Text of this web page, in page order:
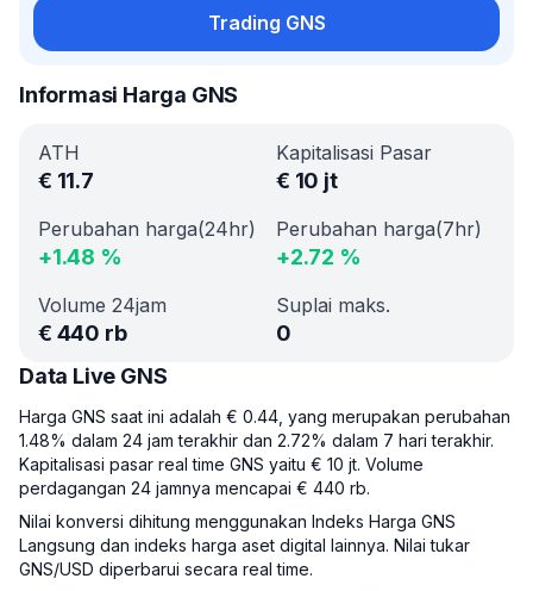
Trading GNS
Informasi Harga GNS
ATH
€ 11.7
Kapitalisasi Pasar
€ 10 jt
Perubahan harga(24hr)
+1.48 %
Perubahan harga(7hr)
+2.72 %
Volume 24jam
€ 440 rb
Suplai maks.
0
Data Live GNS
Harga GNS saat ini adalah € 0.44, yang merupakan perubahan
1.48% dalam 24 jam terakhir dan 2.72% dalam 7 hari terakhir.
Kapitalisasi pasar real time GNS yaitu € 10 jt. Volume
perdagangan 24 jamnya mencapai € 440 rb.
Nilai konversi dihitung menggunakan Indeks Harga GNS
Langsung dan indeks harga aset digital lainnya. Nilai tukar
GNS/USD diperbarui secara real time.